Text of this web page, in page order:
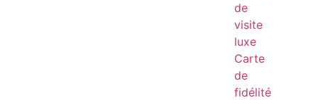
de
visite
luxe
Carte
de
fidélité